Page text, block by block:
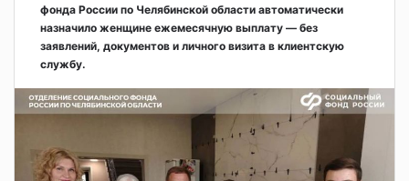
фонда России по Челябинской области автоматически
назначило женщине ежемесячную выплату — без
заявлений, документов и личного визита в клиентскую
службу.